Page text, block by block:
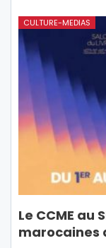
CULTURE-MEDIAS
Le CCME au
marocaines